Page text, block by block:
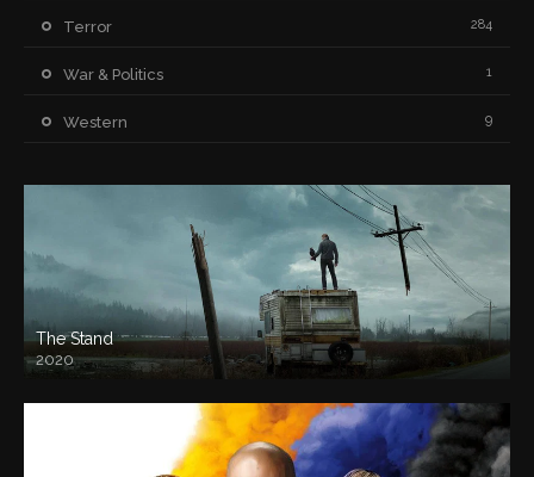
Terror 284
War & Politics 1
Western 9
The Stand
2020